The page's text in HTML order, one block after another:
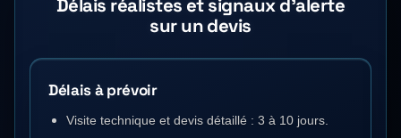
Délais réalistes et signaux d'alerte
sur un devis
Délais à prévoir
Visite technique et devis détaillé : 3 à 10 jours.